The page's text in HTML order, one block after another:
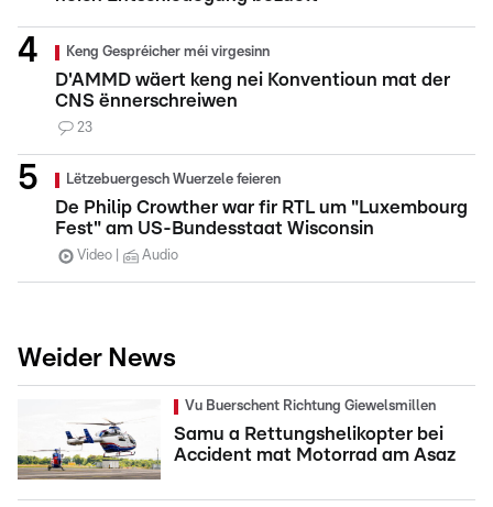
Keng Gespréicher méi virgesinn
D'AMMD wäert keng nei Konventioun mat der
CNS ënnerschreiwen
23
Lëtzebuergesch Wuerzele feieren
De Philip Crowther war fir RTL um "Luxembourg
Fest" am US-Bundesstaat Wisconsin
Video Audio
Weider News
Vu Buerschent Richtung Giewelsmillen
Samu a Rettungshelikopter bei
Accident mat Motorrad am Asaz